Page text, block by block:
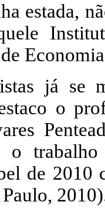
estada,
já se
o
o
de 2010